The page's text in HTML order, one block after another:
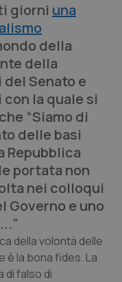
giorni una
della
della
Senato e
la quale si
“Siamo di
delle basi
Repubblica
portata non
nei colloqui
Governo e uno
”
della volontà delle
la bona fides. La
di falso di